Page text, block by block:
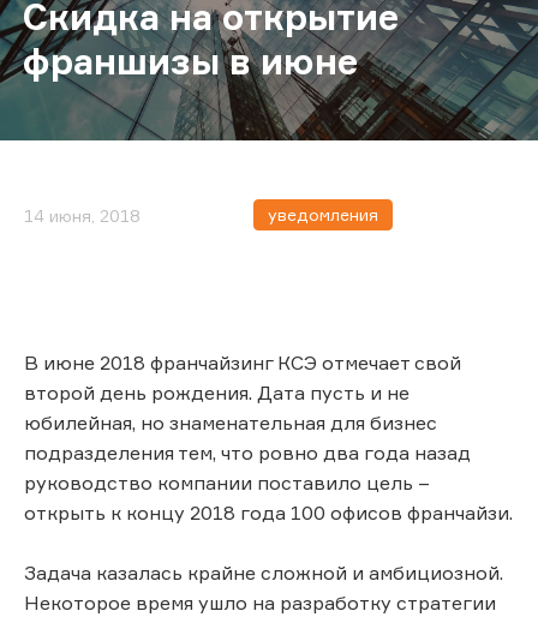
Скидка на открытие
франшизы в июне
14 июня, 2018 уведомления
В июне 2018 франчайзинг КСЭ отмечает свой
второй день рождения. Дата пусть и не
юбилейная, но знаменательная для бизнес
подразделения тем, что ровно два года назад
руководство компании поставило цель –
открыть к концу 2018 года 100 офисов франчайзи.
Задача казалась крайне сложной и амбициозной.
Некоторое время ушло на разработку стратегии